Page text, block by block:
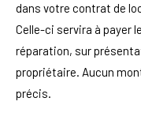
dans votre contrat de
Celle-ci servira à payer
réparation, sur
propriétaire. Aucun
précis.